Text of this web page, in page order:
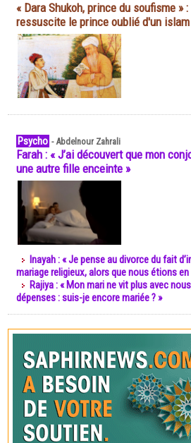
« Dara Shukoh, prince du soufisme »
ressuscite le prince oublié d'un
Psycho -Abdelnour Zahrali
Farah : « J’ai découvert que mon
une autre fille enceinte »
Inayah : « Je pense au divorce du fait
mariage religieux, alors que nous étions en
Rajiya : « Mon mari ne vit plus avec
dépenses : suis-je encore mariée ? »